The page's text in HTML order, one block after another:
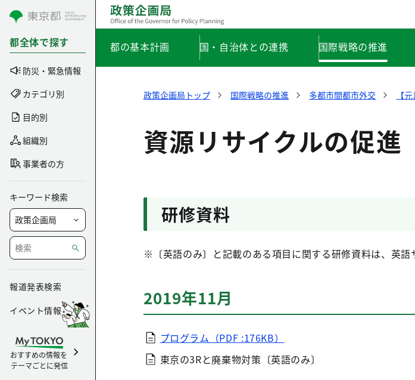
コンテンツにスキップ
都全体で探す
防災・緊急情報
カテゴリ別
目的別
組織別
事業者の方
キーワード検索
報道発表検索
イベント情報
おすすめの情報を
テーマごとに発信
都の基本計画 国・自治体との連携 国際戦略の推進
政策企画局トップ 国際戦略の推進 多都市間都市外交 【
資源リサイクルの促進
研修資料
※〔英語のみ〕と記載のある項目に関する研修資料は、英語
2019年11月
プログラム（PDF :176KB）
東京の3Rと廃棄物対策〔英語のみ〕